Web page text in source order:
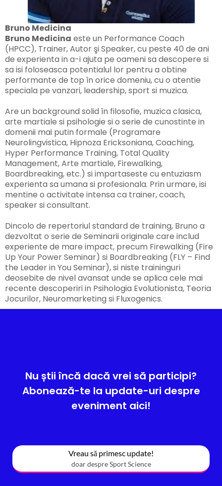
Bruno Medicina
Bruno Medicina este un Performance Coach
(HPCC), Trainer, Autor şi Speaker, cu peste 40 de ani
de experienta in a-i ajuta pe oameni sa descopere si
sa isi foloseasca potentialul lor pentru a obtine
performante de top în orice domeniu, cu o atentie
speciala pe vanzari, leadership, sport si muzica.
Are un background solid în filosofie, muzica clasica,
arte martiale si psihologie si o serie de cunostinte in
domenii mai putin formale (Programare
Neurolingvistica, Hipnoza Ericksoniana, Coaching,
Hyper Performance Training, Total Quality
Management, Arte martiale, Firewalking,
Boardbreaking, etc.) si impartaseste cu entuziasm
experienta sa umana si profesionala. Prin urmare, isi
mentine o activitate intensa ca trainer, coach,
speaker si consultant.
Dincolo de repertoriul standard de training, Bruno a
dezvoltat o serie de Seminarii originale care includ
experiente de mare impact, precum Firewalking (Fire
Up Your Power Seminar) si Boardbreaking (FLY – Find
the Leader in You Seminar), si niste traininguri
deosebite de nivel avansat unde se aplica cele mai
recente descoperiri in Psihologia Evolutionista, Teoria
Jocurilor, Neuromarketing si Fluxogenics.
Nu știi încă dacă vrei să participi?
Abonează-te la update-uri despre
eveniment aici!
Vreau să primesc update!
doar despre Sport Science